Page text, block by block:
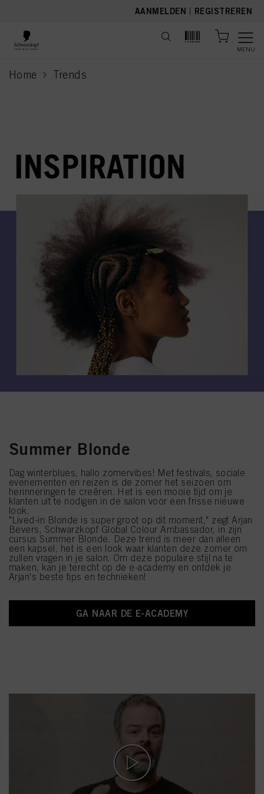
AANMELDEN | REGISTREREN
MENU
Home Trends
current page
Summer Blonde
Dag winterblues, hallo zomervibes! Met festivals, sociale
evenementen en reizen is de zomer het seizoen om
herinneringen te creëren. Het is een mooie tijd om je
klanten uit te nodigen in de salon voor een frisse nieuwe
look.
"Lived-in Blonde is super groot op dit moment," zegt Arjan
Bevers, Schwarzkopf Global Colour Ambassador, in zijn
cursus Summer Blonde. Deze trend is meer dan alleen
een kapsel, het is een look waar klanten deze zomer om
zullen vragen in je salon. Om deze populaire stijl na te
maken, kan je terecht op de e-academy en ontdek je
Arjan's beste tips en technieken!
GA NAAR DE E-ACADEMY